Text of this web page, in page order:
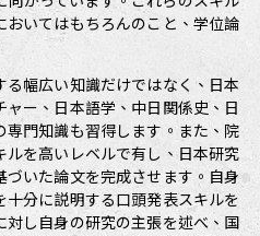
おいてはもちろんのこと、学位論
幅広い知識だけではなく、日本
ー、日本語学、中日関係史、日
門知識も習得します。また、院
ルを高いレベルで有し、日本研究
いた論文を完成させます。自身
分に説明する口頭発表スキルを
し自身の研究の主張を述べ、国